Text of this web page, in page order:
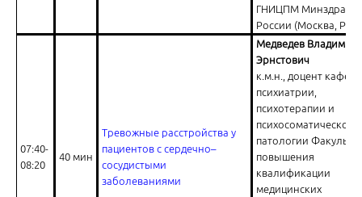
Первый уровень управления: контроль артериального давления
ГНИЦПМ Минздрава
России (Москва,
07:40-
08:20
40 мин
Тревожные расстройства у
пациентов с сердечно–
сосудистыми
заболеваниями
Медведев Владимир
Эрнстович
к.м.н., доцент
психиатрии,
психотерапии и
психосоматической
патологии
повышения
квалификации
медицинских